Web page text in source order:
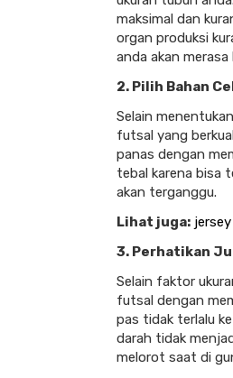
maksimal dan
organ produksi
anda akan
2. Pilih Bahan
Selain
futsal yang
panas dengan
tebal karena bisa
akan terganggu.
Lihat juga:
3. Perhatikan
Selain faktor
futsal dengan
pas tidak terlalu
darah tidak
melorot saat di